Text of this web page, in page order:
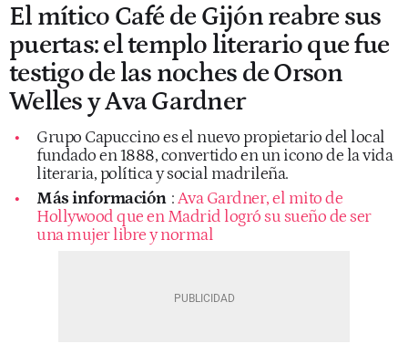
El mítico Café de Gijón reabre sus
puertas: el templo literario que fue
testigo de las noches de Orson
Welles y Ava Gardner
Grupo Capuccino es el nuevo propietario del local
fundado en 1888, convertido en un icono de la vida
literaria, política y social madrileña.
Más información :Ava Gardner, el mito de
Hollywood que en Madrid logró su sueño de ser
una mujer libre y normal